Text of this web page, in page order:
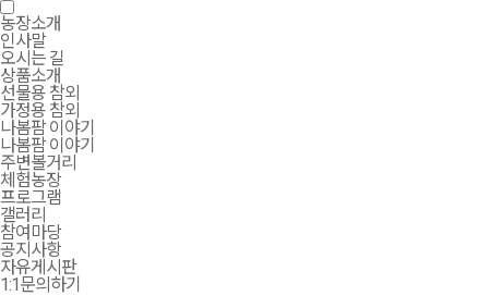
농장소개
인사말
오시는 길
상품소개
선물용 참외
가정용 참외
나봄팜 이야기
나봄팜 이야기
주변볼거리
체험농장
프로그램
갤러리
참여마당
공지사항
자유게시판
1:1문의하기